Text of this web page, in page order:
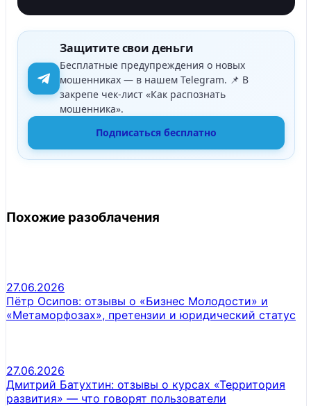
Защитите свои деньги
Бесплатные предупреждения о новых
мошенниках — в нашем Telegram. 📌 В
закрепе чек-лист «Как распознать
мошенника».
Подписаться бесплатно
Похожие разоблачения
27.06.2026
Пётр Осипов: отзывы о «Бизнес Молодости» и
«Метаморфозах», претензии и юридический статус
27.06.2026
Дмитрий Батухтин: отзывы о курсах «Территория
развития» — что говорят пользователи